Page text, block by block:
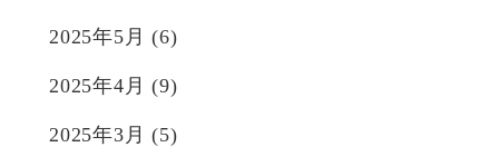
2025年5月 (6)
2025年4月 (9)
2025年3月 (5)